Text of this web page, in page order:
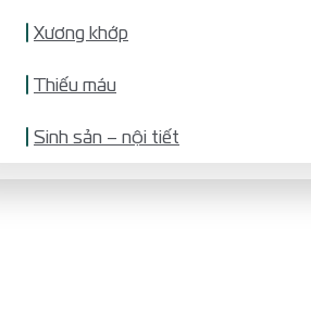
Xương khớp
Thiếu máu
Sinh sản – nội tiết